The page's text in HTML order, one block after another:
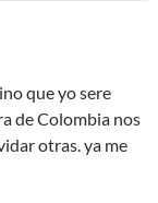
que yo sere
de Colombia nos
otras. ya me